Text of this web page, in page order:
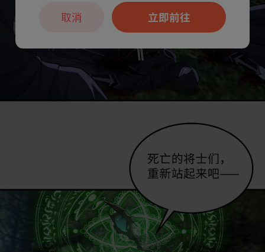
立即前往
取消